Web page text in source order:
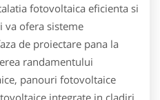
fotovoltaica eficienta si
va ofera sisteme
de proiectare pana la
randamentului
panouri fotovoltaice
integrate in cladiri